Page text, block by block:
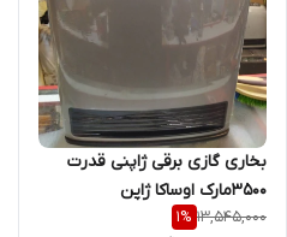
بخاری گازی برقی ژاپنی قدرت
3500مارک اوساکا ژاپن
13,545,000
1%